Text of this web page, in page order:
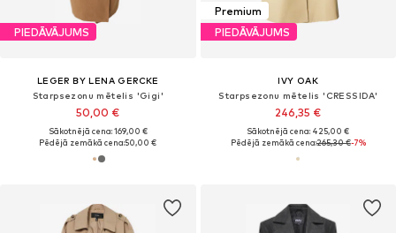
PIEDĀVĀJUMS
LEGER BY LENA GERCKE
Starpsezonu mētelis 'Gigi'
50,00 €
Sākotnējā cena: 169,00 €
Pēdējā zemākā cena:50,00 €
Premium
PIEDĀVĀJUMS
IVY OAK
Starpsezonu mētelis 'CRESSIDA'
246,35 €
Sākotnējā cena: 425,00 €
Pēdējā zemākā cena:265,30 €-7%